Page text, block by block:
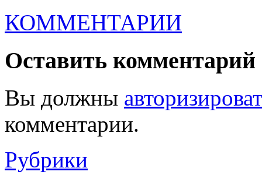
КОММЕНТАРИИ
Оставить комментарий
Вы должны
комментарии.
Рубрики